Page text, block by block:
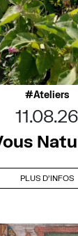
Ateliers
11.08.26
PLUS D'INFOS